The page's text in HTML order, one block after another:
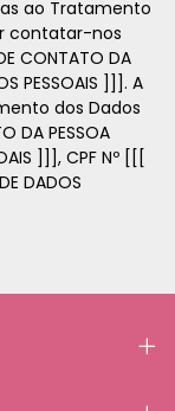
ao Tratamento
contatar-nos
CONTATO DA
PESSOAIS ]]]. A
dos Dados
DA PESSOA
]]], CPF Nº [[[
DADOS